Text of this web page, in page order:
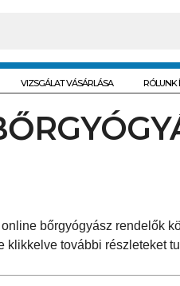
VIZSGÁLAT VÁSÁRLÁSA RÓLUNK
bőrgyógyász rendelők
klikkelve további részleteket